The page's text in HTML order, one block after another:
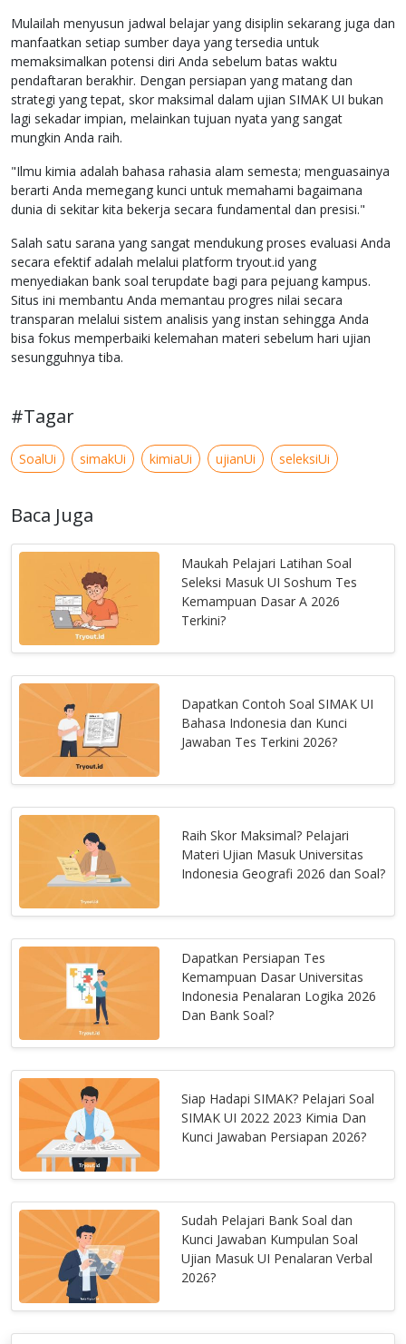
Mulailah menyusun jadwal belajar yang disiplin sekarang juga dan
manfaatkan setiap sumber daya yang tersedia untuk
memaksimalkan potensi diri Anda sebelum batas waktu
pendaftaran berakhir. Dengan persiapan yang matang dan
strategi yang tepat, skor maksimal dalam ujian SIMAK UI bukan
lagi sekadar impian, melainkan tujuan nyata yang sangat
mungkin Anda raih.
"Ilmu kimia adalah bahasa rahasia alam semesta; menguasainya
berarti Anda memegang kunci untuk memahami bagaimana
dunia di sekitar kita bekerja secara fundamental dan presisi."
Salah satu sarana yang sangat mendukung proses evaluasi Anda
secara efektif adalah melalui platform tryout.id yang
menyediakan bank soal terupdate bagi para pejuang kampus.
Situs ini membantu Anda memantau progres nilai secara
transparan melalui sistem analisis yang instan sehingga Anda
bisa fokus memperbaiki kelemahan materi sebelum hari ujian
sesungguhnya tiba.
#Tagar
SoalUi simakUi kimiaUi ujianUi seleksiUi
Baca Juga
Maukah Pelajari Latihan Soal
Seleksi Masuk UI Soshum Tes
Kemampuan Dasar A 2026
Terkini?
Dapatkan Contoh Soal SIMAK UI
Bahasa Indonesia dan Kunci
Jawaban Tes Terkini 2026?
Raih Skor Maksimal? Pelajari
Materi Ujian Masuk Universitas
Indonesia Geografi 2026 dan Soal?
Dapatkan Persiapan Tes
Kemampuan Dasar Universitas
Indonesia Penalaran Logika 2026
Dan Bank Soal?
Siap Hadapi SIMAK? Pelajari Soal
SIMAK UI 2022 2023 Kimia Dan
Kunci Jawaban Persiapan 2026?
Sudah Pelajari Bank Soal dan
Kunci Jawaban Kumpulan Soal
Ujian Masuk UI Penalaran Verbal
2026?